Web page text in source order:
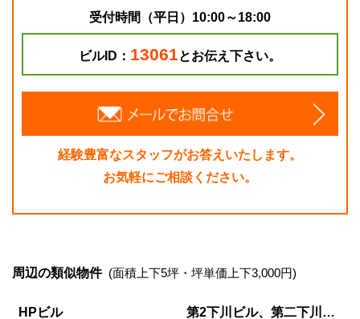
受付時間（平日）10:00～18:00
ビルID： 13061とお伝え下さい。
経験豊富なスタッフがお答えいたします。
お気軽にご相談ください。
周辺の類似物件 (面積上下5坪・坪単価上下3,000円)